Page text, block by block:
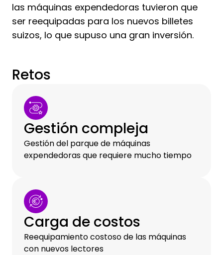
las máquinas expendedoras tuvieron que
ser reequipadas para los nuevos billetes
suizos, lo que supuso una gran inversión.
Retos
Gestión compleja
Gestión del parque de máquinas
expendedoras que requiere mucho tiempo
Carga de costos
Reequipamiento costoso de las máquinas
con nuevos lectores